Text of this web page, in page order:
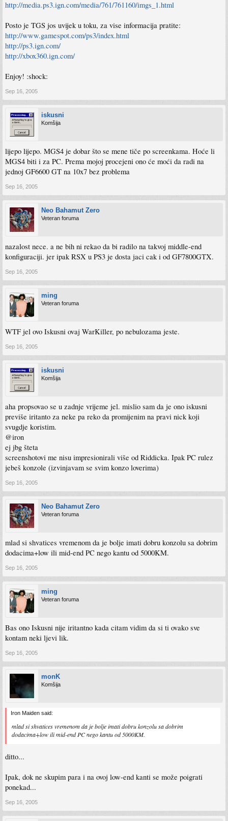
http://media.ps3.ign.com/media/761/761160/imgs_1.html
Posto je TGS jos uvijek u toku, za vise informacija pratite:
http://www.gamespot.com/ps3/index.html
http://ps3.ign.com/
http://xbox360.ign.com/
Enjoy! :shock:
Sep 16, 2005
iskusni
Komšija
lijepo lijepo. MGS4 je dobar što se mene tiče po screenkama. Hoće li
MGS4 biti i za PC. Prema mojoj procejeni ono će moći da radi na
jednoj GF6600 GT na 10x7 bez problema
Sep 16, 2005
Neo Bahamut Zero
Veteran foruma
nazalost nece. a ne bih ni rekao da bi radilo na takvoj middle-end
konfiguraciji. jer ipak RSX u PS3 je dosta jaci cak i od GF7800GTX.
Sep 16, 2005
ming
Veteran foruma
WTF jel ovo Iskusni ovaj WarKiller, po nebulozama jeste.
Sep 16, 2005
iskusni
Komšija
aha propsovao se u zadnje vrijeme jel. mislio sam da je ono iskusni
previše iritanto za neke pa reko da promijenim na pravi nick koji
svugdje koristim.
@iron
ej jbg šteta
screenshotovi me nisu impresionirali više od Riddicka. Ipak PC rulez
jebeš konzole (izvinjavam se svim konzo loverima)
Sep 16, 2005
Neo Bahamut Zero
Veteran foruma
mlad si shvatices vremenom da je bolje imati dobru konzolu sa dobrim
dodacima+low ili mid-end PC nego kantu od 5000KM.
Sep 16, 2005
ming
Veteran foruma
Bas ono Iskusni nije iritantno kada citam vidim da si ti ovako sve
kontam neki ljevi lik.
Sep 16, 2005
monK
Komšija
Iron Maiden said:
mlad si shvatices vremenom da je bolje imati dobru konzolu sa dobrim
dodacima+low ili mid-end PC nego kantu od 5000KM.
ditto...
Ipak, dok ne skupim para i na ovoj low-end kanti se može poigrati
ponekad...
Sep 16, 2005